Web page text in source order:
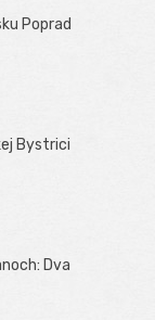
Poprad
Bystrici
Dva